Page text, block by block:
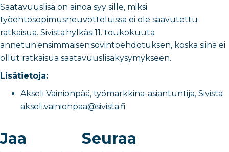
Saatavuuslisä on ainoa syy sille, miksi
työehtosopimusneuvotteluissa ei ole saavutettu
ratkaisua. Sivista hylkäsi 11. toukokuuta
annetun ensimmäisen sovintoehdotuksen, koska siinä ei
ollut ratkaisua saatavuuslisäkysymykseen.
Lisätietoja:
Akseli Vainionpää, työmarkkina-asiantuntija, Sivista
akseli.vainionpaa@sivista.fi
Jaa Seuraa